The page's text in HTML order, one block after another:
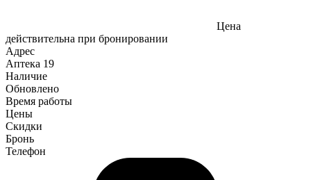
Цена
действительна при бронировании
Адрес
Аптека 19
Наличие
Обновлено
Время работы
Цены
Скидки
Бронь
Телефон